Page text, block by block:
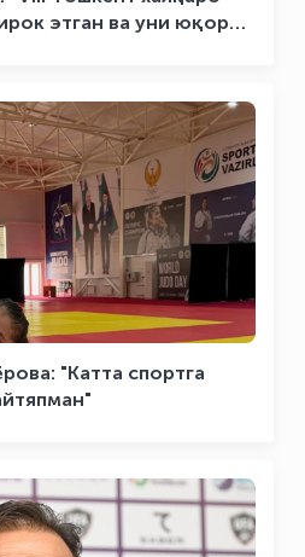
этган ва уни юқори
"Катта спортга